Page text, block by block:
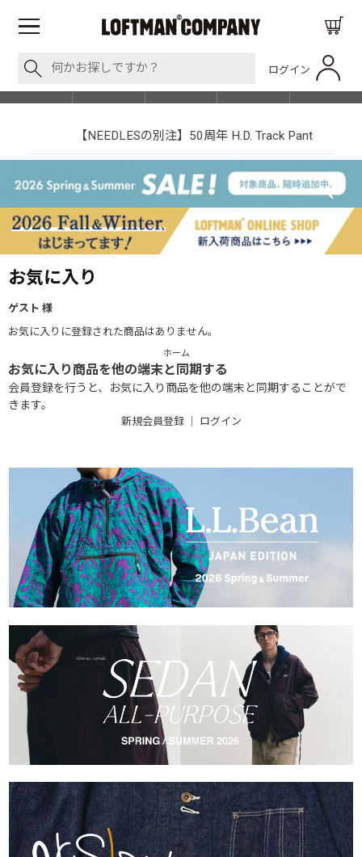
ログイン
SHOP LIST
【NEEDLESの別注】50周年 H.D. Track Pant
お気に入り
ゲスト 様
お気に入りに登録された商品はありません。
ホーム
お気に入り商品を他の端末と同期する
会員登録を行うと、お気に入り商品を他の端末と同期することがで
きます。
新規会員登録｜ ログイン